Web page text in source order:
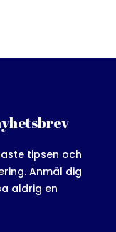
tipsen och
Anmäl dig
aldrig en